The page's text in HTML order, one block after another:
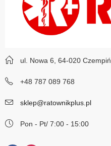
ul. Nowa 6, 64-020 Czempiń
+48 787 089 768
sklep@ratownikplus.pl
Pon - Pt/ 7:00 - 15:00